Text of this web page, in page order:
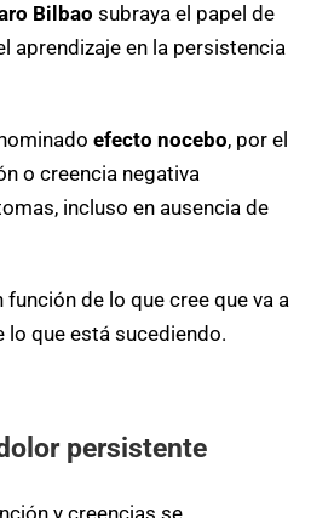
Bilbao subraya el papel de
aprendizaje en la persistencia
efecto nocebo, por el
o creencia negativa
incluso en ausencia de
función de lo que cree que va a
lo que está sucediendo.
persistente
y creencias se